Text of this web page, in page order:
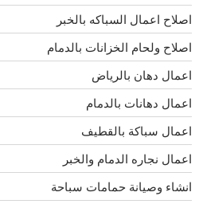
اصلاح اعمال السباكه بالخبر
اصلاح ولحام الخزانات بالدمام
اعمال دهان بالرياض
اعمال دهانات بالدمام
اعمال سباكة بالقطيف
اعمال نجاره الدمام والخبر
انشاء وصيانة حمامات سباحة